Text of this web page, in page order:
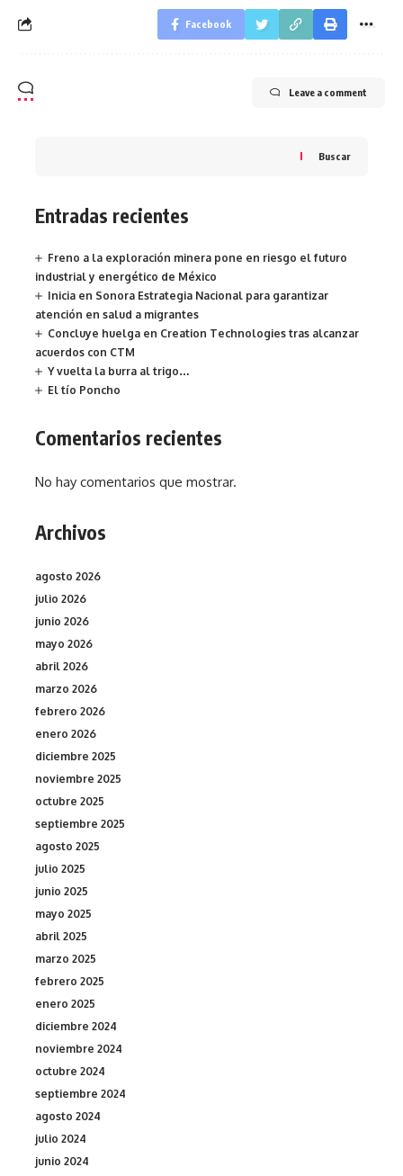
Facebook
Leave a comment
Buscar
Entradas recientes
Freno a la exploración minera pone en riesgo el futuro
industrial y energético de México
Inicia en Sonora Estrategia Nacional para garantizar
atención en salud a migrantes
Concluye huelga en Creation Technologies tras alcanzar
acuerdos con CTM
Y vuelta la burra al trigo…
El tío Poncho
Comentarios recientes
No hay comentarios que mostrar.
Archivos
agosto 2026
julio 2026
junio 2026
mayo 2026
abril 2026
marzo 2026
febrero 2026
enero 2026
diciembre 2025
noviembre 2025
octubre 2025
septiembre 2025
agosto 2025
julio 2025
junio 2025
mayo 2025
abril 2025
marzo 2025
febrero 2025
enero 2025
diciembre 2024
noviembre 2024
octubre 2024
septiembre 2024
agosto 2024
julio 2024
junio 2024